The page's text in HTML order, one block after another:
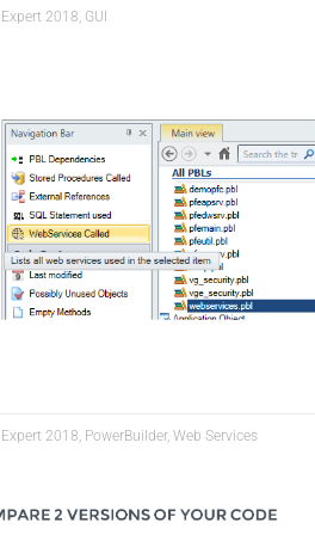
2018, GUI
2018, PowerBuilder, Web Services